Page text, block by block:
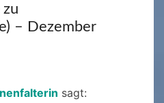
– Dezember
sagt: